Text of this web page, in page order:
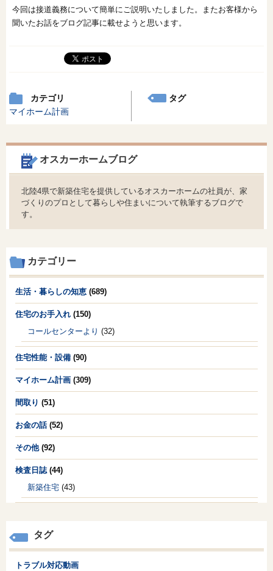
今回は接道義務について簡単にご説明いたしました。またお客様から
聞いたお話をブログ記事に載せようと思います。
カテゴリ
マイホーム計画
タグ
オスカーホームブログ
北陸4県で新築住宅を提供しているオスカーホームの社員が、家
づくりのプロとして暮らしや住まいについて執筆するブログで
す。
カテゴリー
生活・暮らしの知恵 (689)
住宅のお手入れ (150)
コールセンターより (32)
住宅性能・設備 (90)
マイホーム計画 (309)
間取り (51)
お金の話(52)
その他(92)
検査日誌(44)
新築住宅 (43)
タグ
トラブル対応動画